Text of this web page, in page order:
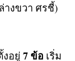
างขวา ศรชี้)
อยู่ 7 ข้อ เริ่ม